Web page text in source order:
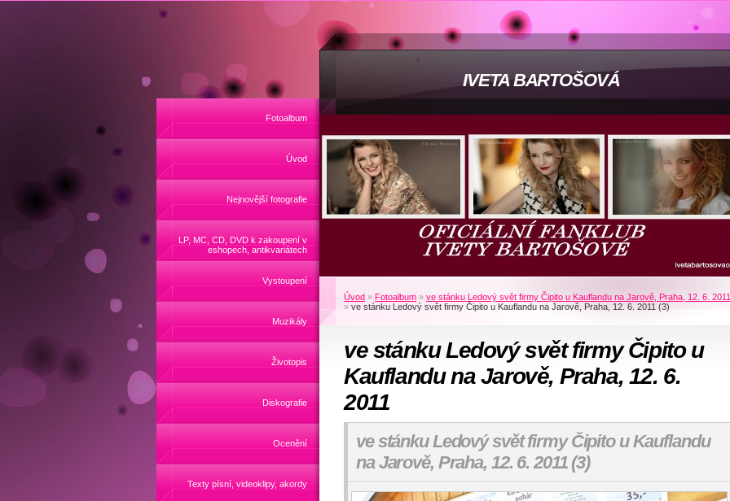
IVETA BARTOŠOVÁ
Fotoalbum
Úvod
Nejnovější fotografie
LP, MC, CD, DVD k zakoupení v
eshopech, antikvariátech
Vystoupení
Muzikály
Životopis
Diskografie
Ocenění
Texty písní, videoklipy, akordy
Úvod » Fotoalbum » ve stánku Ledový svět firmy Čipito u Kauflandu na Jarově, Praha, 12. 6. 2011
» ve stánku Ledový svět firmy Čipito u Kauflandu na Jarově, Praha, 12. 6. 2011 (3)
ve stánku Ledový svět firmy Čipito u
Kauflandu na Jarově, Praha, 12. 6.
2011
ve stánku Ledový svět firmy Čipito u Kauflandu
na Jarově, Praha, 12. 6. 2011 (3)